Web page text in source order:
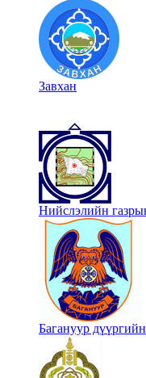
Завхан
Нийслэлийн
Багануур